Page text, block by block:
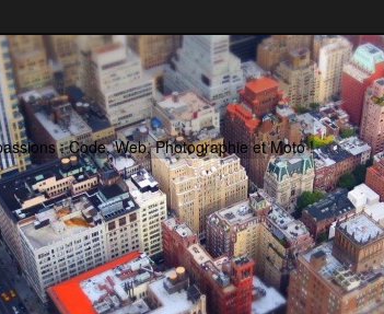
: Code, Web, Photographie et Moto !